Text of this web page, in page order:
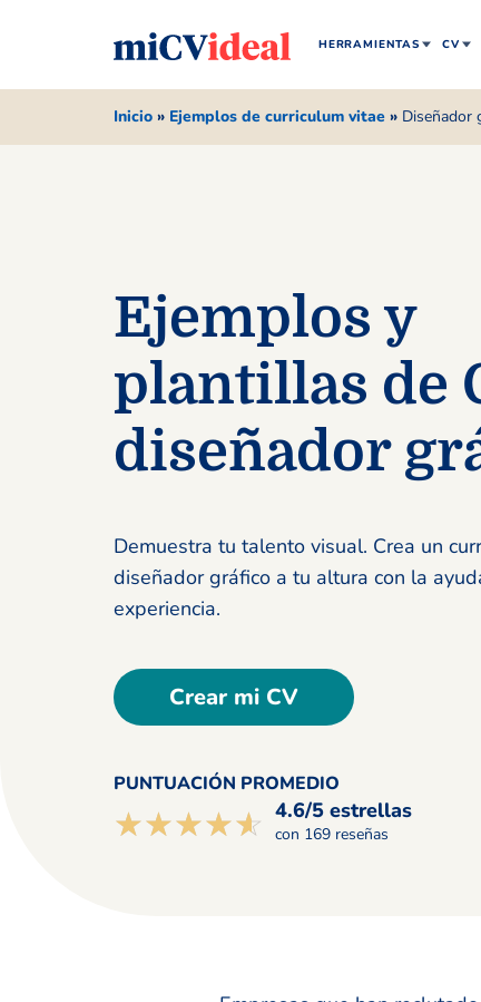
HERRAMIENTAS CV
Inicio » Ejemplos de curriculum vitae » Diseñador
Ejemplos y
plantillas de
diseñador
Demuestra tu talento visual. Crea un
diseñador gráfico a tu altura con la
experiencia.
Crear mi CV
PUNTUACIÓN PROMEDIO
☆☆☆☆☆
★★★★★ 4.6/5 estrellas
con 169 reseñas